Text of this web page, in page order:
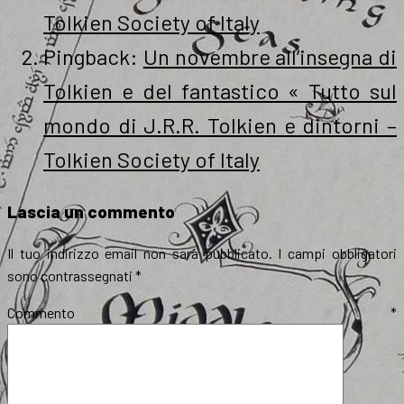
Tolkien Society of Italy
Pingback: Un novembre all’insegna di
Tolkien e del fantastico « Tutto sul
mondo di J.R.R. Tolkien e dintorni –
Tolkien Society of Italy
Lascia un commento
Il tuo indirizzo email non sarà pubblicato.
I campi obbligatori
sono contrassegnati *
Commento *